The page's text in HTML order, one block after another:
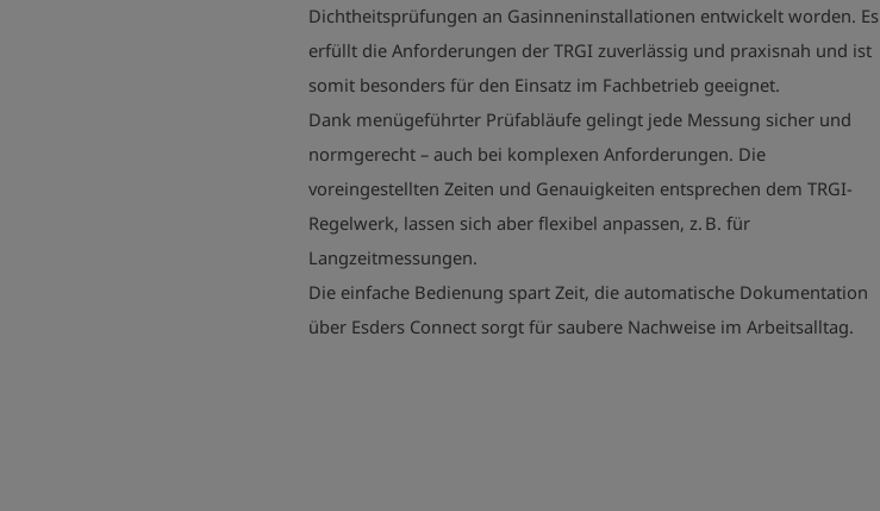
Dichtheitsprüfungen an Gasinneninstallationen entwickelt worden. Es
erfüllt die Anforderungen der TRGI zuverlässig und praxisnah und ist
somit besonders für den Einsatz im Fachbetrieb geeignet.
Dank menügeführter Prüfabläufe gelingt jede Messung sicher und
normgerecht – auch bei komplexen Anforderungen. Die
voreingestellten Zeiten und Genauigkeiten entsprechen dem TRGI-
Regelwerk, lassen sich aber flexibel anpassen, z. B. für
Langzeitmessungen.
Die einfache Bedienung spart Zeit, die automatische Dokumentation
über Esders Connect sorgt für saubere Nachweise im Arbeitsalltag.